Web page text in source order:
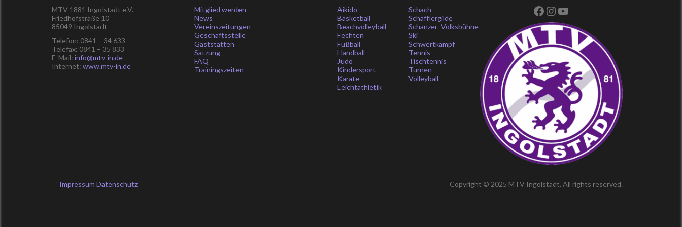
MTV 1881 Ingolstadt e.V.
Friedhofstraße 10
85049 Ingolstadt
Telefon: 0841 – 34 633
Telefax: 0841 – 35 833
E-Mail: info@mtv-in.de
Internet: www.mtv-in.de
Mitglied werden
News
Vereinszeitungen
Geschäftsstelle
Gaststätten
Satzung
FAQ
Trainingszeiten
Aikido
Basketball
Beachvolleyball
Fechten
Fußball
Handball
Judo
Kindersport
Karate
Leichtathletik
Schach
Schäfflergilde
Schanzer -Volksbühne
Ski
Schwertkampf
Tennis
Tischtennis
Turnen
Volleyball
Facebook Instagram YouTube
Impressum Datenschutz Copyright © 2025 MTV Ingolstadt. All rights reserved.